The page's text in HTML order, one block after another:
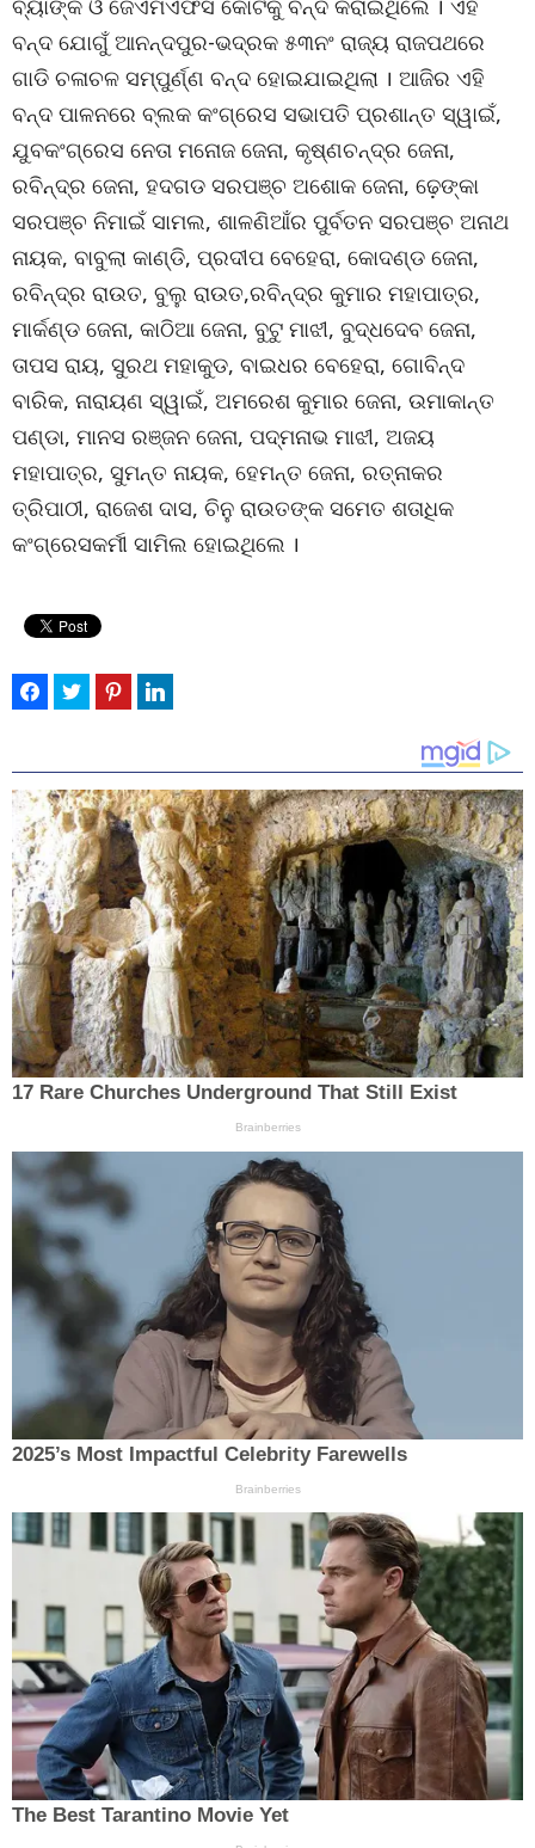
ବ୍ୟାଙ୍କ ଓ ଜେଏମଏଫସି କୋର୍ଟକୁ ବନ୍ଦ କରାଇଥିଲେ । ଏହି
ବନ୍ଦ ଯୋଗୁଁ ଆନନ୍ଦପୁର-ଭଦ୍ରକ ୫୩ନଂ ରାଜ୍ୟ ରାଜପଥରେ
ଗାଡି ଚଳାଚଳ ସମ୍ପୁର୍ଣ୍ଣ ବନ୍ଦ ହୋଇଯାଇଥିଲା । ଆଜିର ଏହି
ବନ୍ଦ ପାଳନରେ ବ୍ଲକ କଂଗ୍ରେସ ସଭାପତି ପ୍ରଶାନ୍ତ ସ୍ୱାଇଁ,
ଯୁବକଂଗ୍ରେସ ନେତା ମନୋଜ ଜେନା, କୃଷ୍ଣଚନ୍ଦ୍ର ଜେନା,
ରବିନ୍ଦ୍ର ଜେନା, ହଦଗଡ ସରପଞ୍ଚ ଅଶୋକ ଜେନା, ଢ଼େଙ୍କା
ସରପଞ୍ଚ ନିମାଇଁ ସାମଲ, ଶାଳଣିଆଁର ପୁର୍ବତନ ସରପଞ୍ଚ ଅନାଥ
ନାୟକ, ବାବୁଲା କାଣ୍ଡି, ପ୍ରଦୀପ ବେହେରା, କୋଦଣ୍ଡ ଜେନା,
ରବିନ୍ଦ୍ର ରାଉତ, ବୁଲୁ ରାଉତ,ରବିନ୍ଦ୍ର କୁମାର ମହାପାତ୍ର,
ମାର୍କଣ୍ଡ ଜେନା, କାଠିଆ ଜେନା, ବୁଟୁ ମାଝୀ, ବୁଦ୍ଧଦେବ ଜେନା,
ତାପସ ରାୟ, ସୁରଥ ମହାକୁଡ, ବାଇଧର ବେହେରା, ଗୋବିନ୍ଦ
ବାରିକ, ନାରାୟଣ ସ୍ୱାଇଁ, ଅମରେଶ କୁମାର ଜେନା, ଉମାକାନ୍ତ
ପଣ୍ଡା, ମାନସ ରଞ୍ଜନ ଜେନା, ପଦ୍ମନାଭ ମାଝୀ, ଅଜୟ
ମହାପାତ୍ର, ସୁମନ୍ତ ନାୟକ, ହେମନ୍ତ ଜେନା, ରତ୍ନାକର
ତ୍ରିପାଠୀ, ରାଜେଶ ଦାସ, ଚିନୁ ରାଉତଙ୍କ ସମେତ ଶତାଧିକ
କଂଗ୍ରେସକର୍ମୀ ସାମିଲ ହୋଇଥିଲେ ।